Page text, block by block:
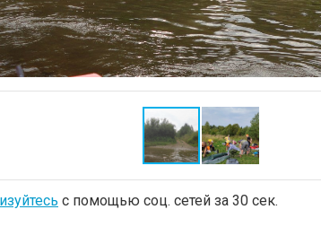
с помощью соц. сетей за 30 сек.